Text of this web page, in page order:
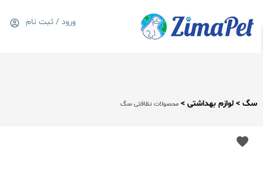
ورود / ثبت نام
سگ > لوازم بهداشتی > محصولات نظافتی سگ